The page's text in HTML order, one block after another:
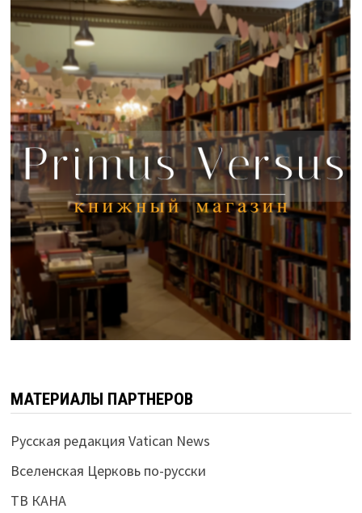
МАТЕРИАЛЫ ПАРТНЕРОВ
Русская редакция Vatican News
Вселенская Церковь по-русски
ТВ КАНА